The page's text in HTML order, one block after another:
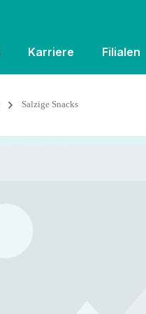
Karriere Filialen
Salzige Snacks